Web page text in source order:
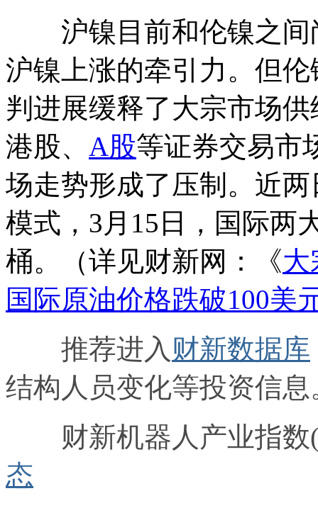
沪镍目前和伦镍之间
沪镍上涨的牵引力。但
判进展缓释了大宗市场
港股、 A股等证券交易市
场走势形成了压制。近
模式，3月15日，国际两
桶。（详见财新网：《
国际原油价格跌破100美
推荐进入 财新数据库
结构人员变化等投资信息
财新机器人产业指数
态